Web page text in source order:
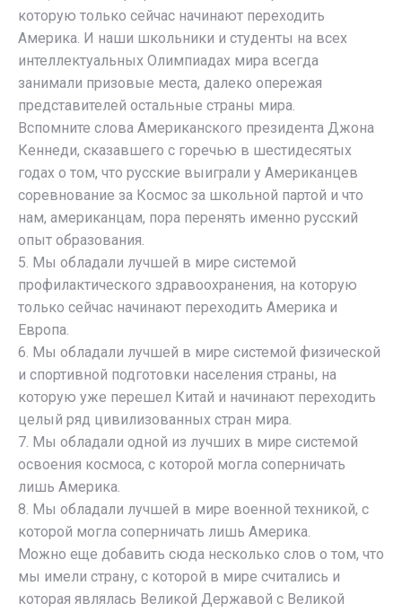
которую только сейчас начинают переходить
Америка. И наши школьники и студенты на всех
интеллектуальных Олимпиадах мира всегда
занимали призовые места, далеко опережая
представителей остальные страны мира.
Вспомните слова Американского президента Джона
Кеннеди, сказавшего с горечью в шестидесятых
годах о том, что русские выиграли у Американцев
соревнование за Космос за школьной партой и что
нам, американцам, пора перенять именно русский
опыт образования.
5. Мы обладали лучшей в мире системой
профилактического здравоохранения, на которую
только сейчас начинают переходить Америка и
Европа.
6. Мы обладали лучшей в мире системой физической
и спортивной подготовки населения страны, на
которую уже перешел Китай и начинают переходить
целый ряд цивилизованных стран мира.
7. Мы обладали одной из лучших в мире системой
освоения космоса, с которой могла соперничать
лишь Америка.
8. Мы обладали лучшей в мире военной техникой, с
которой могла соперничать лишь Америка.
Можно еще добавить сюда несколько слов о том, что
мы имели страну, с которой в мире считались и
которая являлась Великой Державой с Великой